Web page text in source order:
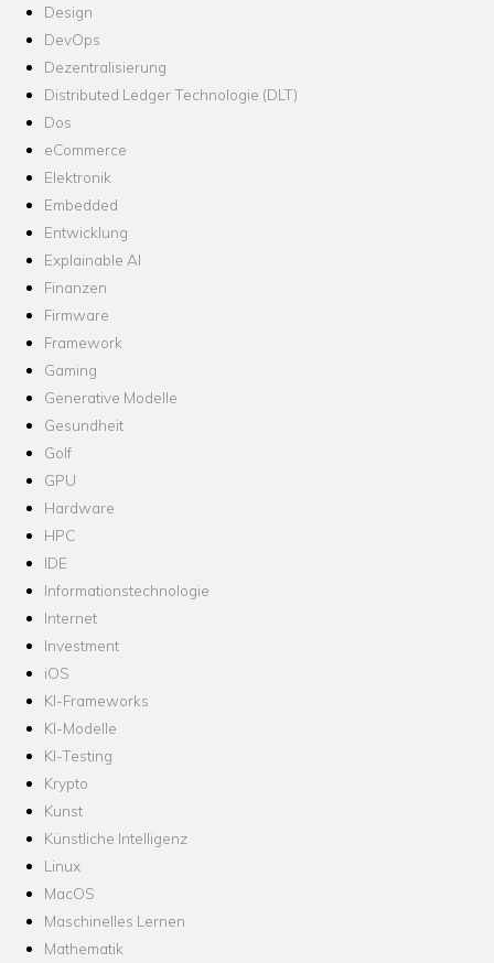
Design
DevOps
Dezentralisierung
Distributed Ledger Technologie (DLT)
Dos
eCommerce
Elektronik
Embedded
Entwicklung
Explainable AI
Finanzen
Firmware
Framework
Gaming
Generative Modelle
Gesundheit
Golf
GPU
Hardware
HPC
IDE
Informationstechnologie
Internet
Investment
iOS
KI-Frameworks
KI-Modelle
KI-Testing
Krypto
Kunst
Künstliche Intelligenz
Linux
MacOS
Maschinelles Lernen
Mathematik